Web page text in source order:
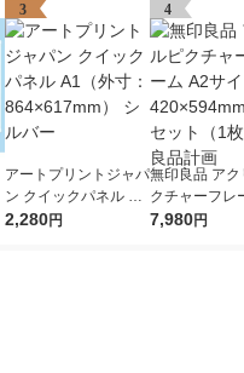
3
アートプリントジャパ
ン クイックパネル A1
（外寸：864×617m
2,280円
4
無印良品 アク
クチャーフレ
サイズ（約
7,980円